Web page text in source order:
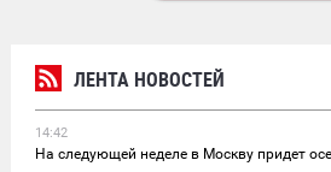
ЛЕНТА НОВОСТЕЙ
14:42
На следующей неделе в Москву придет